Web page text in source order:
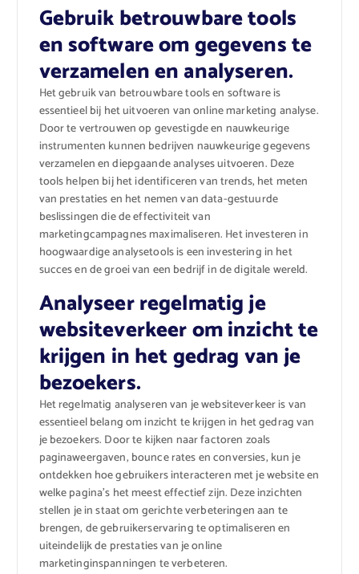
Gebruik betrouwbare tools
en software om gegevens te
verzamelen en analyseren.
Het gebruik van betrouwbare tools en software is
essentieel bij het uitvoeren van online marketing analyse.
Door te vertrouwen op gevestigde en nauwkeurige
instrumenten kunnen bedrijven nauwkeurige gegevens
verzamelen en diepgaande analyses uitvoeren. Deze
tools helpen bij het identificeren van trends, het meten
van prestaties en het nemen van data-gestuurde
beslissingen die de effectiviteit van
marketingcampagnes maximaliseren. Het investeren in
hoogwaardige analysetools is een investering in het
succes en de groei van een bedrijf in de digitale wereld.
Analyseer regelmatig je
websiteverkeer om inzicht te
krijgen in het gedrag van je
bezoekers.
Het regelmatig analyseren van je websiteverkeer is van
essentieel belang om inzicht te krijgen in het gedrag van
je bezoekers. Door te kijken naar factoren zoals
paginaweergaven, bounce rates en conversies, kun je
ontdekken hoe gebruikers interacteren met je website en
welke pagina’s het meest effectief zijn. Deze inzichten
stellen je in staat om gerichte verbeteringen aan te
brengen, de gebruikerservaring te optimaliseren en
uiteindelijk de prestaties van je online
marketinginspanningen te verbeteren.